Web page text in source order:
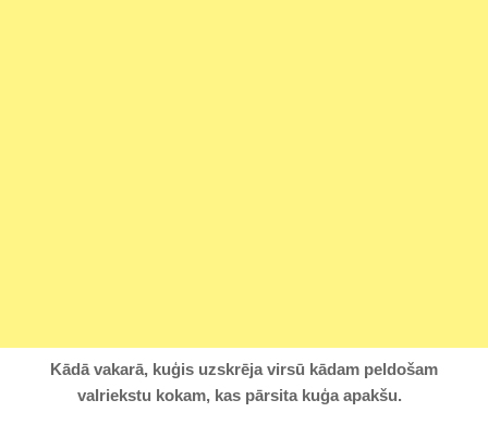
Kādā vakarā, kuģis uzskrēja virsū kādam peldošam
valriekstu kokam, kas pārsita kuģa apakšu.